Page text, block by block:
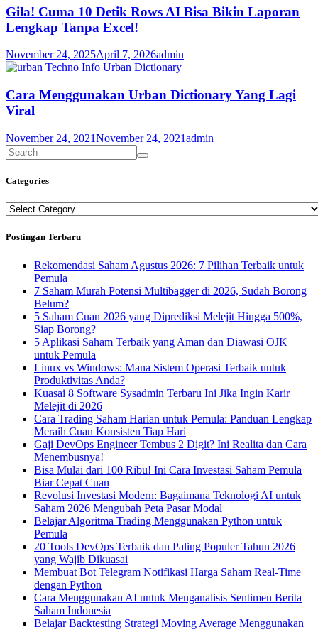
Gila! Cuma 10 Detik Rows AI Bisa Bikin Laporan
Lengkap Tanpa Excel!
November 24, 2025April 7, 2026admin
Techno Info Urban Dictionary
Cara Menggunakan Urban Dictionary Yang Lagi
Viral
November 24, 2021November 24, 2021admin
Categories
Categories
Postingan Terbaru
Rekomendasi Saham Agustus 2026: 7 Pilihan Terbaik untuk
Pemula
7 Saham Murah Potensi Multibagger di 2026, Sudah Borong
Belum?
5 Saham Cuan 2026 yang Diprediksi Melejit Hingga 500%,
Siap Borong?
5 Aplikasi Saham Terbaik yang Aman dan Diawasi OJK
untuk Pemula
Linux vs Windows: Mana Sistem Operasi Terbaik untuk
Produktivitas Anda?
Kuasai 8 Software Sysadmin Terbaru Ini Jika Ingin Karir
Melejit di 2026
Cara Trading Saham Harian untuk Pemula: Panduan Lengkap
Meraih Cuan Konsisten Tiap Hari
Gaji DevOps Engineer Tembus 2 Digit? Ini Realita dan Cara
Menembusnya!
Bisa Mulai dari 100 Ribu! Ini Cara Investasi Saham Pemula
Biar Cepat Cuan
Revolusi Investasi Modern: Bagaimana Teknologi AI untuk
Saham 2026 Mengubah Peta Pasar Modal
Belajar Algoritma Trading Menggunakan Python untuk
Pemula
20 Tools DevOps Terbaik dan Paling Populer Tahun 2026
yang Wajib Dikuasai
Membuat Bot Telegram Notifikasi Harga Saham Real-Time
dengan Python
Cara Menggunakan AI untuk Menganalisis Sentimen Berita
Saham Indonesia
Belajar Backtesting Strategi Moving Average Menggunakan